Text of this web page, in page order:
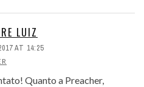
LUIZ
AT 14:25
Quanto a Preacher,